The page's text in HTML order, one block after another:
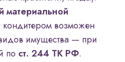
материальной
кондитером возможен
имущества — при
по ст. 244 ТК РФ.